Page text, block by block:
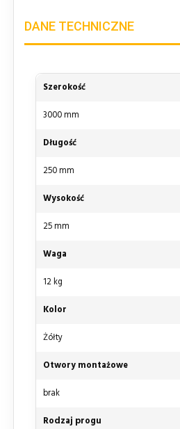
DANE TECHNICZNE
Szerokość
3000 mm
Długość
250 mm
Wysokość
25 mm
Waga
12 kg
Kolor
Żółty
Otwory montażowe
brak
Rodzaj progu